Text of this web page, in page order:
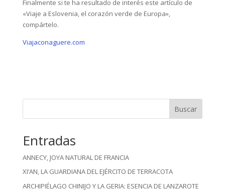
Finalmente si te ha resultado de interés este artículo de
«Viaje a Eslovenia, el corazón verde de Europa»,
compártelo.
Viajaconaguere.com
Buscar
Entradas
ANNECY, JOYA NATURAL DE FRANCIA
XI’AN, LA GUARDIANA DEL EJÉRCITO DE TERRACOTA
ARCHIPIÉLAGO CHINIJO Y LA GERIA: ESENCIA DE LANZAROTE